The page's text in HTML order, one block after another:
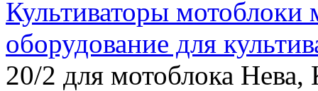
Культиваторы мотоблоки
оборудование для
20/2 для мотоблока Нева,